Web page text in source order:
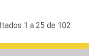
1 a 25 de 102